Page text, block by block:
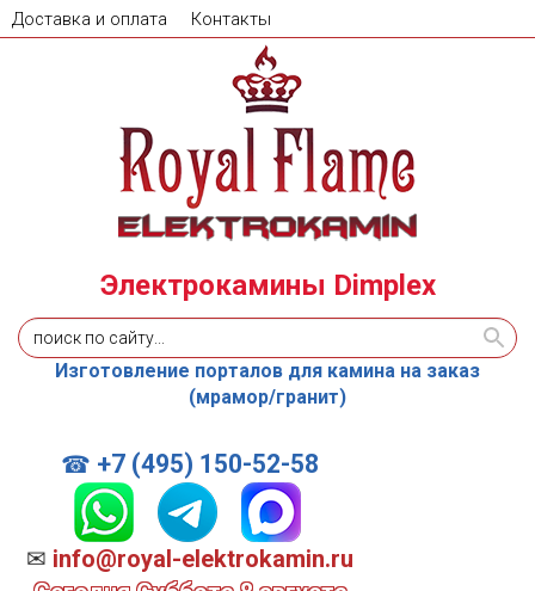
Доставка и оплата Контакты
☎ +7 (495) 150-52-58
✉ info@royal-elektrokamin.ru
Электрокамины Dimplex
Изготовление порталов для камина на заказ
(мрамор/гранит)